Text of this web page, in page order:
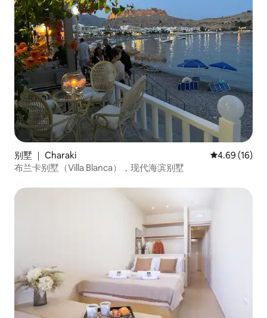
别墅 ｜ Charaki 平均评分
4.69 (16)
布兰卡别墅（Villa Blanca），现代海滨别墅